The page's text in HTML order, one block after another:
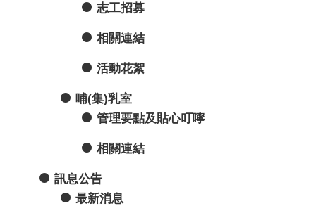
志工招募
相關連結
活動花絮
哺(集)乳室
管理要點及貼心叮嚀
相關連結
訊息公告
最新消息